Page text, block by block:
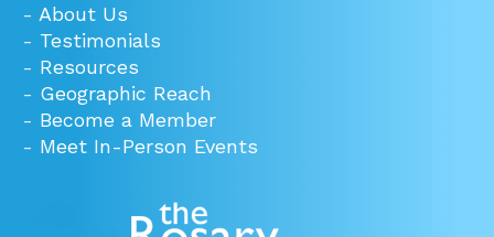
- About Us
- Testimonials
- Resources
- Geographic Reach
- Become a Member
- Meet In-Person Events